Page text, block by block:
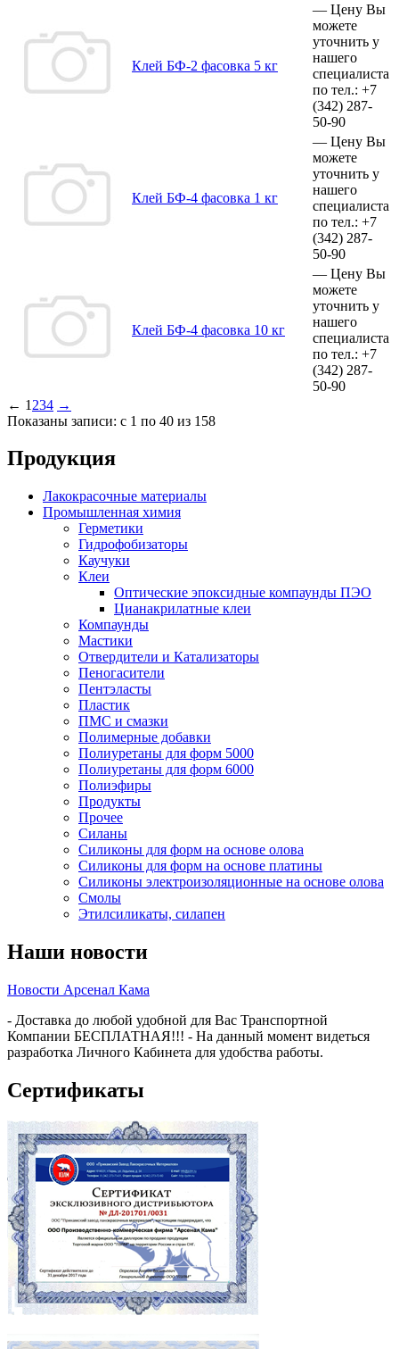
Клей БФ-2 фасовка 5 кг
— Цену Вы
можете
уточнить у
нашего
специалиста
по тел.: +7
(342) 287-
50-90
Клей БФ-4 фасовка 1 кг
— Цену Вы
можете
уточнить у
нашего
специалиста
по тел.: +7
(342) 287-
50-90
Клей БФ-4 фасовка 10 кг
— Цену Вы
можете
уточнить у
нашего
специалиста
по тел.: +7
(342) 287-
50-90
← 1 234 →
Показаны записи: с 1 по 40 из 158
Продукция
Лакокрасочные материалы
Промышленная химия
Герметики
Гидрофобизаторы
Каучуки
Клеи
Оптические эпоксидные компаунды ПЭО
Цианакрилатные клеи
Компаунды
Мастики
Отвердители и Катализаторы
Пеногасители
Пентэласты
Пластик
ПМС и смазки
Полимерные добавки
Полиуретаны для форм 5000
Полиуретаны для форм 6000
Полиэфиры
Продукты
Прочее
Силаны
Силиконы для форм на основе олова
Силиконы для форм на основе платины
Силиконы электроизоляционные на основе олова
Смолы
Этилсиликаты, силапен
Наши новости
Новости Арсенал Кама
- Доставка до любой удобной для Вас Транспортной
Компании БЕСПЛАТНАЯ!!! - На данный момент видеться
разработка Личного Кабинета для удобства работы.
Сертификаты